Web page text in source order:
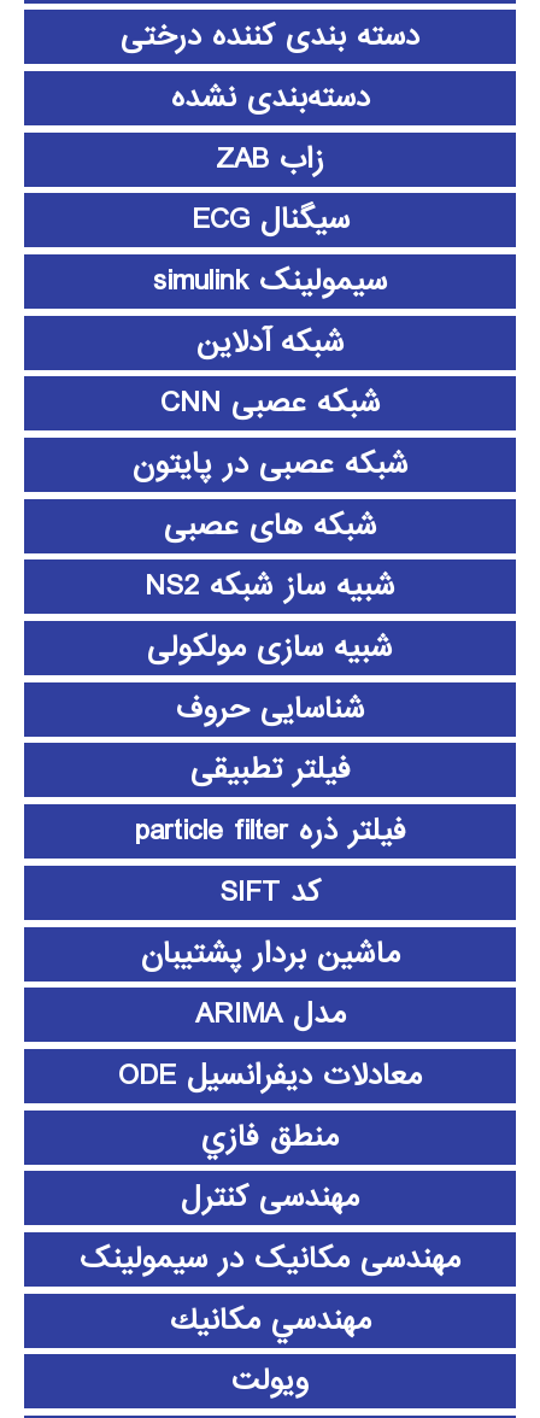
دسته بندی کننده درختی
دسته‌بندی نشده
زاب ZAB
سیگنال ECG
سیمولینک simulink
شبکه آدلاین
شبکه عصبی CNN
شبکه عصبی در پایتون
شبکه های عصبی
شبیه ساز شبکه NS2
شبیه سازی مولکولی
شناسایی حروف
فیلتر تطبیقی
فیلتر ذره particle filter
کد SIFT
ماشین بردار پشتیبان
مدل ARIMA
معادلات دیفرانسیل ODE
منطق فازي
مهندسی کنترل
مهندسی مکانیک در سیمولینک
مهندسي مكانيك
ویولت